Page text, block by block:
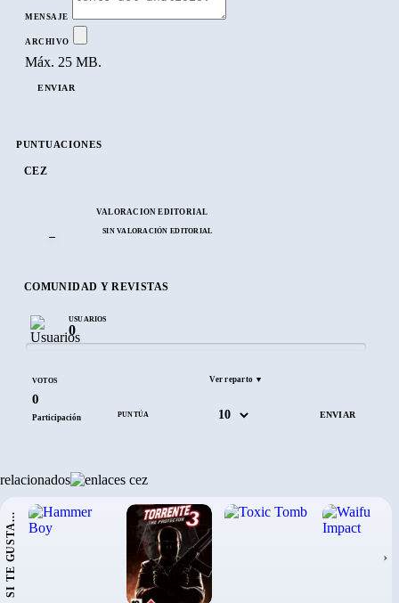
MENSAJE
ARCHIVO
Máx. 25 MB.
ENVIAR
PUNTUACIONES
CEZ
–
VALORACIÓN EDITORIAL
SIN VALORACIÓN EDITORIAL
COMUNIDAD Y REVISTAS
USUARIOS
0
VOTOS
0
Participación
Ver reparto ▼
PUNTÚA
relacionados
SI TE GUSTA... ›